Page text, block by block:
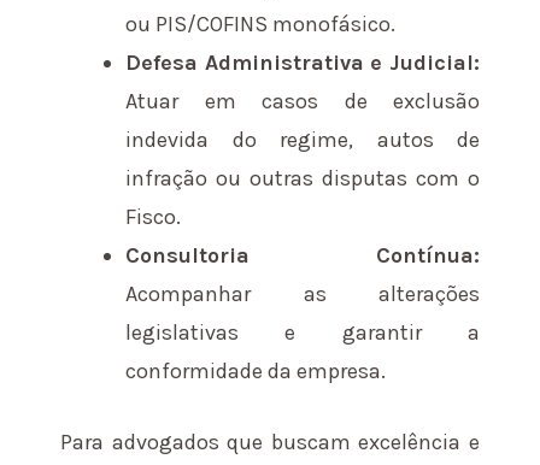
ou PIS/COFINS monofásico.
Defesa Administrativa e Judicial:
Atuar em casos de exclusão
indevida do regime, autos de
infração ou outras disputas com o
Fisco.
Consultoria Contínua:
Acompanhar as alterações
legislativas e garantir a
conformidade da empresa.
Para advogados que buscam excelência e